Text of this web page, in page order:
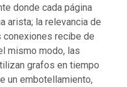
donde cada página
arista; la relevancia de
conexiones recibe de
mismo modo, las
grafos en tiempo
un embotellamiento,